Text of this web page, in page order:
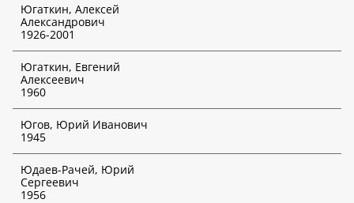
Югаткин, Алексей
Александрович
1926-2001
Югаткин, Евгений
Алексеевич
1960
Югов, Юрий Иванович
1945
Юдаев-Рачей, Юрий
Сергеевич
1956